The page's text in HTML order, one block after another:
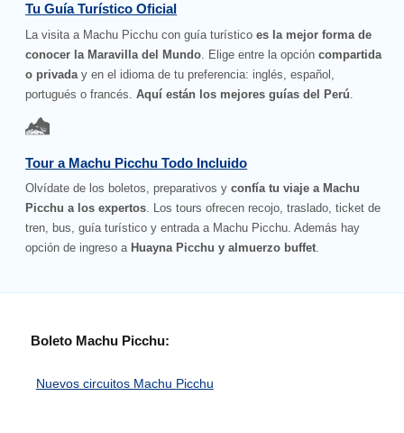
Tu Guía Turístico Oficial
La visita a Machu Picchu con guía turístico es la mejor forma de
conocer la Maravilla del Mundo . Elige entre la opcióncompartida
o privada y en el idioma de tu preferencia: inglés, español,
portugués o francés.Aquí están los mejores guías del Perú
Tour a Machu Picchu Todo Incluido
Olvídate de los boletos, preparativos yconfía tu viaje a Machu
Picchu a los expertos. Los tours ofrecen recojo, traslado, ticket de
tren, bus, guía turístico y entrada a Machu Picchu. Además hay
opción de ingreso a Huayna Picchu y almuerzo buffet.
Boleto Machu Picchu:
Nuevos circuitos Machu Picchu